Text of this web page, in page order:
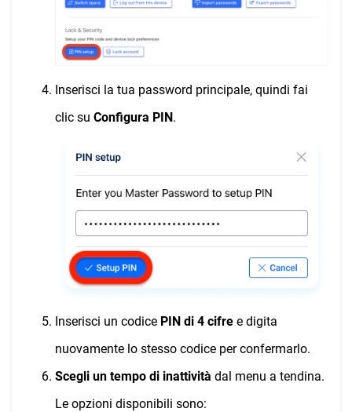
Inserisci la tua password principale, quindi fai
clic su Configura PIN.
Inserisci un codice PIN di 4 cifre e digita
nuovamente lo stesso codice per confermarlo.
Scegli un tempo di inattività dal menu a tendina.
Le opzioni disponibili sono: